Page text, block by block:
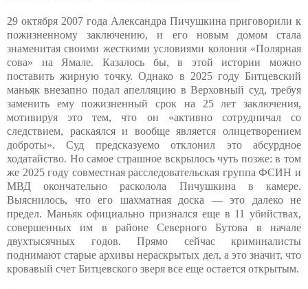
29 октября 2007 года Александра Пичушкина приговорили к
пожизненному заключению, и его новым домом стала
знаменитая своими жесткими условиями колония «Полярная
сова» на Ямале. Казалось бы, в этой истории можно
поставить жирную точку. Однако в 2025 году Битцевский
маньяк внезапно подал апелляцию в Верховный суд, требуя
заменить ему пожизненный срок на 25 лет заключения,
мотивируя это тем, что он «активно сотрудничал со
следствием, раскаялся и вообще является олицетворением
доброты». Суд предсказуемо отклонил это абсурдное
ходатайство. Но самое страшное вскрылось чуть позже: в том
же 2025 году совместная расследовательская группа ФСИН и
МВД окончательно расколола Пичушкина в камере.
Выяснилось, что его шахматная доска — это далеко не
предел. Маньяк официально признался еще в 11 убийствах,
совершенных им в районе Северного Бутова в начале
двухтысячных годов. Прямо сейчас криминалисты
поднимают старые архивы нераскрытых дел, а это значит, что
кровавый счет Битцевского зверя все еще остается открытым.